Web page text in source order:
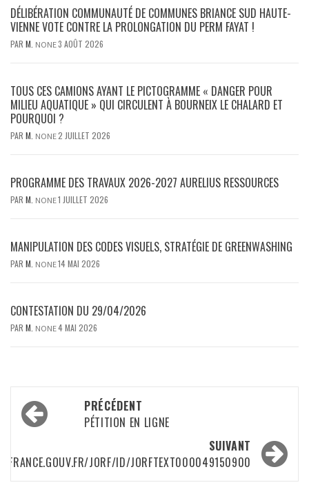
DÉLIBÉRATION COMMUNAUTÉ DE COMMUNES BRIANCE SUD HAUTE-
VIENNE VOTE CONTRE LA PROLONGATION DU PERM FAYAT !
PAR M. NONE3 AOÛT 2026
TOUS CES CAMIONS AYANT LE PICTOGRAMME « DANGER POUR
MILIEU AQUATIQUE » QUI CIRCULENT À BOURNEIX LE CHALARD ET
POURQUOI ?
PAR M. NONE2 JUILLET 2026
PROGRAMME DES TRAVAUX 2026-2027 AURELIUS RESSOURCES
PAR M. NONE1 JUILLET 2026
MANIPULATION DES CODES VISUELS, STRATÉGIE DE GREENWASHING
PAR M. NONE14 MAI 2026
CONTESTATION DU 29/04/2026
PAR M. NONE4 MAI 2026
Navigation
d’article
PRÉCÉDENT
PÉTITION EN LIGNE
SUIVANT
JORF/ID/JORFTEXT000049150900